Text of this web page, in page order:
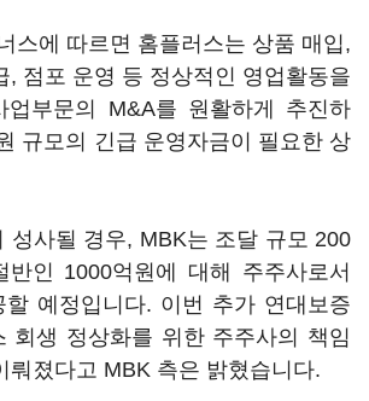
스에 따르면 홈플러스는 상품 매입,
, 점포 운영 등 정상적인 영업활동을
업부문의 M&A를 원활하게 추진하
규모의 긴급 운영자금이 필요한 상
성사될 경우, MBK는 조달 규모 200
인 1000억원에 대해 주주사로서
할 예정입니다. 이번 추가 연대보증
회생 정상화를 위한 주주사의 책임
뤄졌다고 MBK 측은 밝혔습니다.